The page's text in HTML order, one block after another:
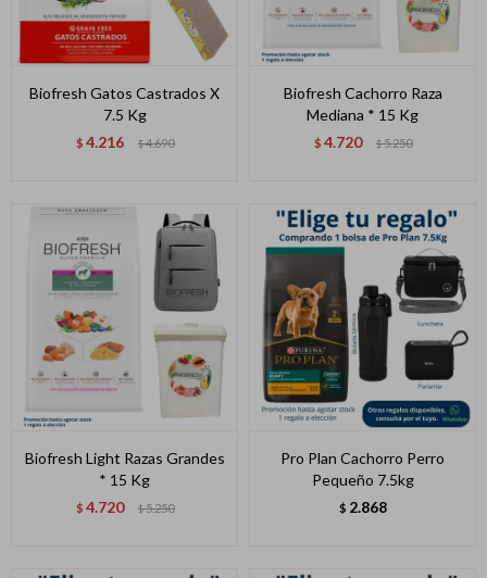
Biofresh Gatos Castrados X
7.5 Kg
$ 4.216 $4.690
Biofresh Cachorro Raza
Mediana * 15 Kg
$ 4.720 $5.250
Biofresh Light Razas Grandes
* 15 Kg
$ 4.720 $5.250
Pro Plan Cachorro Perro
Pequeño 7.5kg
$ 2.868